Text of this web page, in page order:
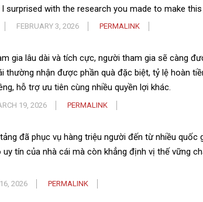
surprised with the research you made to make
FEBRUARY 3, 2026 PERMALINK
gia lâu dài và tích cực, người tham gia sẽ càng
thường nhận được phần quà đặc biệt, tỷ lệ hoàn
hỗ trợ ưu tiên cùng nhiều quyền lợi khác.
19, 2026 PERMALINK
đã phục vụ hàng triệu người đến từ nhiều
tín của nhà cái mà còn khẳng định vị thế vững
2026 PERMALINK